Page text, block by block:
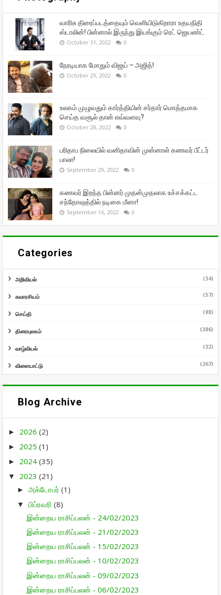
வாரிசு திரைப்படத்தையும் வெளியிடுகிறாரா உதயநிதி
ஸ்டாலின்! பின்னால் இருந்து இயங்கும் ரெட் ஜெயண்ட்
October 31, 2022 0
நேரடியாக மோதும் விஜய் – அஜித்!
October 29, 2022 0
உலகம் முழுவதும் கார்த்தியின் சர்தார் மொத்தமாக
செய்த வசூல் தான் எவ்வளவு?
October 28, 2022 0
பரிதாப நிலையில் வனிதாவின் முன்னாள் கணவர் பீட்டர்
பாலா!
September 29, 2022 0
கணவர் இறந்த பின்னர் முதன்முதலாக உச்சக்கட்ட
சந்தோஷத்தில் நடிகை மீனா!
September 16, 2022 0
Categories
அறிவியல் (34)
சுவாரசியம் (57)
செய்தி (88)
திரையுலகம் (386)
வாழ்வியல் (32)
விளையாட்டு (267)
Blog Archive
► 2026 (2)
► 2025 (1)
► 2024 (35)
▼ 2023 (21)
► அக்டோபர் (1)
▼ பிப்ரவரி (8)
இன்றைய ராசிப்பலன் - 24/02/2023
இன்றைய ராசிப்பலன் - 21/02/2023
இன்றைய ராசிப்பலன் - 15/02/2023
இன்றைய ராசிப்பலன் - 10/02/2023
இன்றைய ராசிப்பலன் - 09/02/2023
இன்றைய ராசிப்பலன் - 06/02/2023